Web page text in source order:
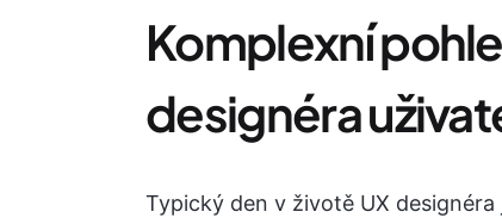
Komplexní
designéra
Typický den v životě UX designéra